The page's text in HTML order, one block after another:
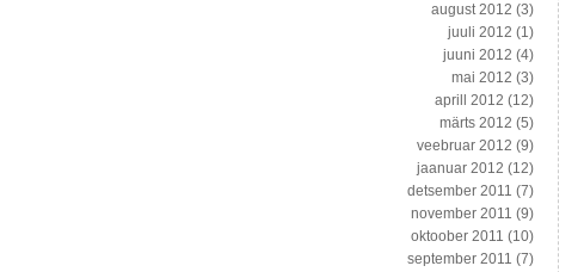
august 2012 (3)
juuli 2012 (1)
juuni 2012 (4)
mai 2012 (3)
aprill 2012 (12)
märts 2012 (5)
veebruar 2012 (9)
jaanuar 2012 (12)
detsember 2011 (7)
november 2011 (9)
oktoober 2011 (10)
september 2011 (7)